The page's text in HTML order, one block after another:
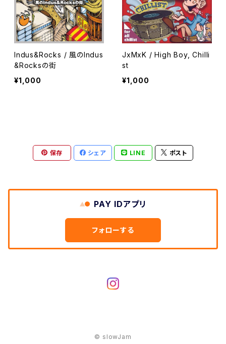
Indus&Rocks / 風のIndus
&Rocksの街
¥1,000
JxMxK / High Boy, Chilli
st
¥1,000
保存 シェア LINE ポスト
PAY IDアプリ
フォローする
© slowJam